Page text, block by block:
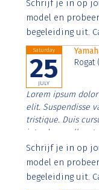
imperdiet. Nunc
Schrijf je in op
model en
begeleiding uit.
Saturday
25
JULY
Rogat
Lorem ipsum
elit. Suspendisse
tristique. Duis
interdum nulla, ut
Aenean faucibus
imperdiet. Nunc
Schrijf je in op
model en
begeleiding uit.